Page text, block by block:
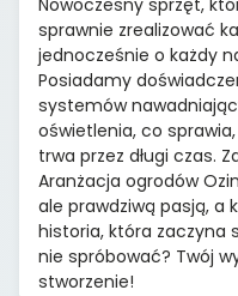
Nowoczesny sprzęt,
sprawnie zrealizować
jednocześnie o każdy
Posiadamy
systemów
oświetlenia, co
trwa przez długi czas.
Aranżacja ogrodów
ale prawdziwą pasją, a
historia, która zaczyna
nie spróbować? Twój
stworzenie!